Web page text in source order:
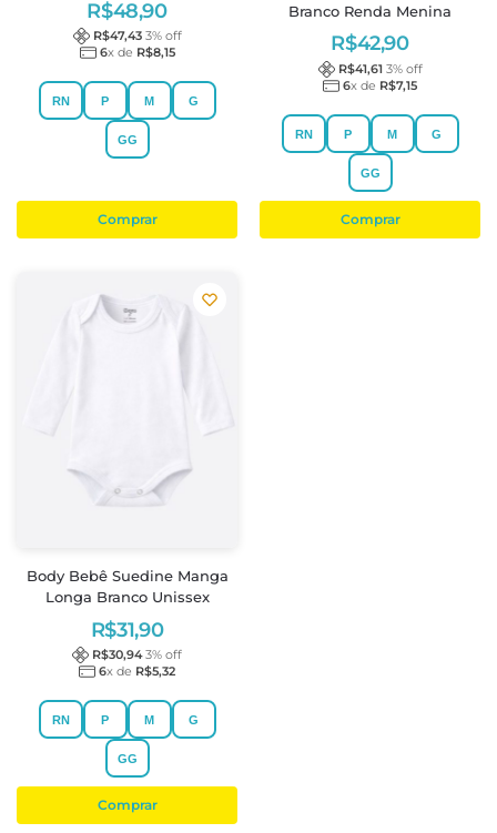
R$48,90
R$47,43 3% off
6x de R$8,15
RN P M G
GG
Comprar
Branco Renda Menina
R$42,90
R$41,61 3% off
6x de R$7,15
RN P M G
GG
Comprar
Body Bebê Suedine Manga
Longa Branco Unissex
R$31,90
R$30,94 3% off
6x de R$5,32
RN P M G
GG
Comprar